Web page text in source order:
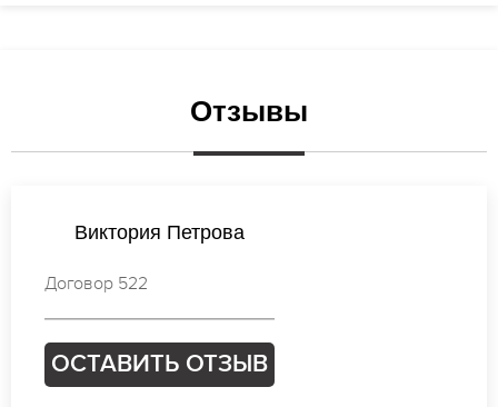
Отзывы
Валентина Кузнецова
Договор 853
ОСТАВИТЬ ОТЗЫВ